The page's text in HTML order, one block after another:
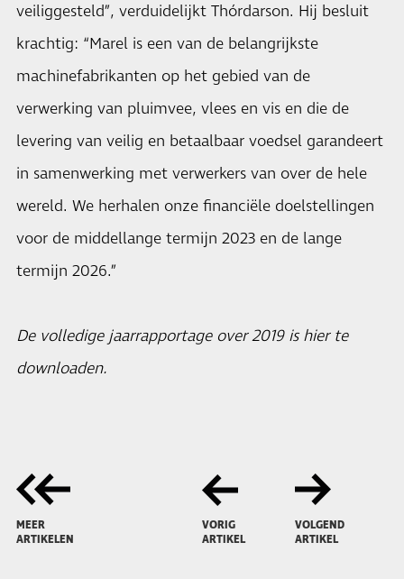
veiliggesteld”, verduidelijkt Thórdarson. Hij besluit
krachtig: “Marel is een van de belangrijkste
machinefabrikanten op het gebied van de
verwerking van pluimvee, vlees en vis en die de
levering van veilig en betaalbaar voedsel garandeert
in samenwerking met verwerkers van over de hele
wereld. We herhalen onze financiële doelstellingen
voor de middellange termijn 2023 en de lange
termijn 2026.”
De volledige jaarrapportage over 2019 is hierte
downloaden.
MEER
ARTIKELEN
VORIG
ARTIKEL
VOLGEND
ARTIKEL